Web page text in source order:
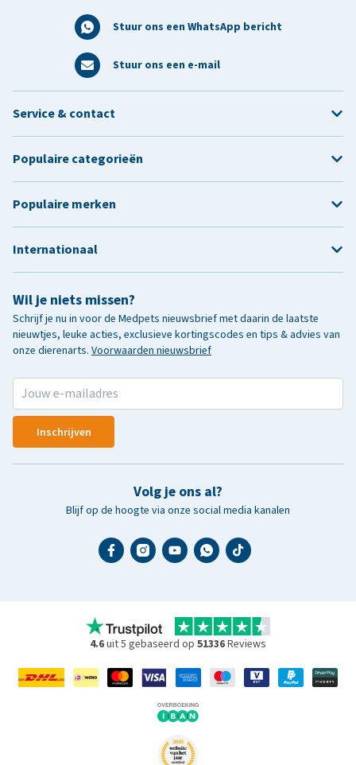
Stuur ons een WhatsApp bericht
Stuur ons een e-mail
Wil je niets missen?
Schrijf je nu in voor de Medpets nieuwsbrief met daarin de laatste
nieuwtjes, leuke acties, exclusieve kortingscodes en tips & advies van
onze dierenarts. Voorwaarden nieuwsbrief
Inschrijven
Volg je ons al?
Blijf op de hoogte via onze social media kanalen
Service & contact
Populaire categorieën
Populaire merken
Internationaal
4.6uit 5 gebaseerd op 51336Reviews